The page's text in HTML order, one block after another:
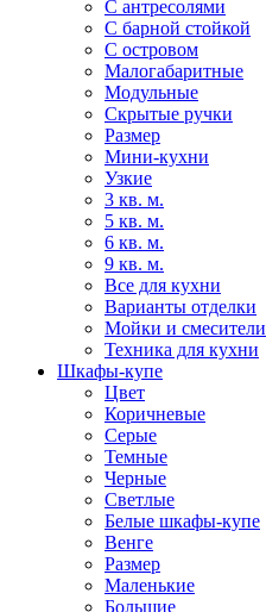
С антресолями
С барной стойкой
С островом
Малогабаритные
Модульные
Скрытые ручки
Размер
Мини-кухни
Узкие
3 кв. м.
5 кв. м.
6 кв. м.
9 кв. м.
Все для кухни
Варианты отделки
Мойки и смесители
Техника для кухни
Шкафы-купе
Цвет
Коричневые
Серые
Темные
Черные
Светлые
Белые шкафы-купе
Венге
Размер
Маленькие
Большие